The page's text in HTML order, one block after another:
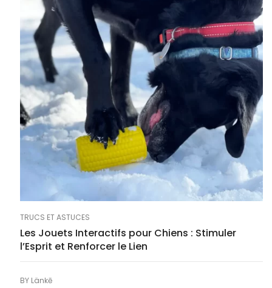
TRUCS ET ASTUCES
Les Jouets Interactifs pour Chiens : Stimuler
l’Esprit et Renforcer le Lien
BY Länkē